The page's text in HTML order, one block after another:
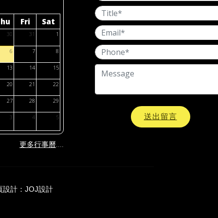
Fri Sat
30 31 1
6 7 8
13 14 15
20 21 22
27 28 29
3 4 5
更多行事曆....
送出留言
計： JOJ設計